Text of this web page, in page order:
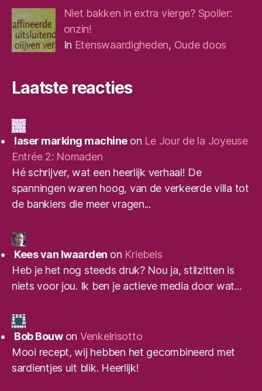
Niet bakken in extra vierge? Spoiler:
onzin!
In Etenswaardigheden, Oude doos
Laatste reacties
laser marking machineon Le Jour de la Joyeuse
Entrée 2: Nomaden
Hé schrijver, wat een heerlijk verhaal! De
spanningen waren hoog, van de verkeerde villa tot
de bankiers die meer vragen...
Kees van Iwaarden on Kriebels
Heb je het nog steeds druk? Nou ja, stilzitten is
niets voor jou. Ik ben je actieve media door wat...
Bob Bouwon Venkelrisotto
Mooi recept, wij hebben het gecombineerd met
sardientjes uit blik. Heerlijk!